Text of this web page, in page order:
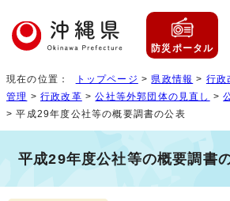
防災ポータル
現在の位置： トップページ > 県政情報 > 行政
管理 >行政改革 >公社等外郭団体の見直し >
> 平成29年度公社等の概要調書の公表
平成29年度公社等の概要調書